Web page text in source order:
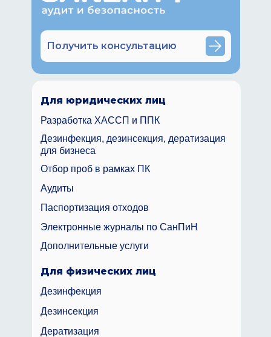
Получить консультацию
Дезинфекция
Дезинсекция
Дератизация
Для физических лиц
Разработка ХАССП и ППК
Дезинфекция, дезинсекция, дератизация
для бизнеса
Отбор проб в рамках ПК
Аудиты
Паспортизация отходов
Электронные журналы по СанПиН
Дополнительные услуги
Для юридических лиц